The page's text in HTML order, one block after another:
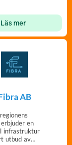
Läs mer
AB
en
infrastruktur
utbud av